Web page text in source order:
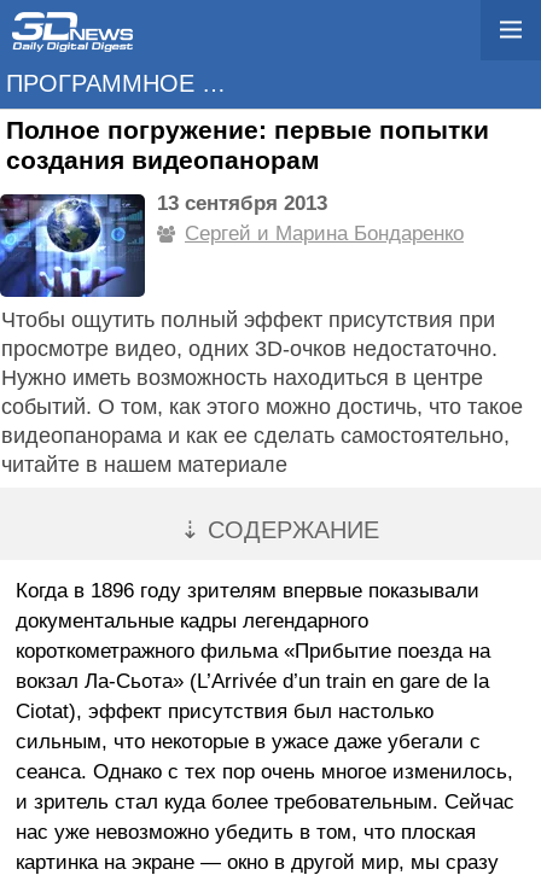
ПРОГРАММНОЕ ОБЕСПЕЧЕНИЕ
Полное погружение: первые попытки
создания видеопанорам
13 сентября 2013
Сергей и Марина Бондаренко
Чтобы ощутить полный эффект присутствия при
просмотре видео, одних 3D-очков недостаточно.
Нужно иметь возможность находиться в центре
событий. О том, как этого можно достичь, что такое
видеопанорама и как ее сделать самостоятельно,
читайте в нашем материале
⇣ СОДЕРЖАНИЕ
Когда в 1896 году зрителям впервые показывали
документальные кадры легендарного
короткометражного фильма «Прибытие поезда на
вокзал Ла-Сьота» (L’Arrivée d’un train en gare de la
Ciotat), эффект присутствия был настолько
сильным, что некоторые в ужасе даже убегали с
сеанса. Однако с тех пор очень многое изменилось,
и зритель стал куда более требовательным. Сейчас
нас уже невозможно убедить в том, что плоская
картинка на экране — окно в другой мир, мы сразу